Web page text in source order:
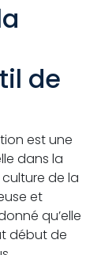
de
est une
dans la
de la
et
qu’elle
début de